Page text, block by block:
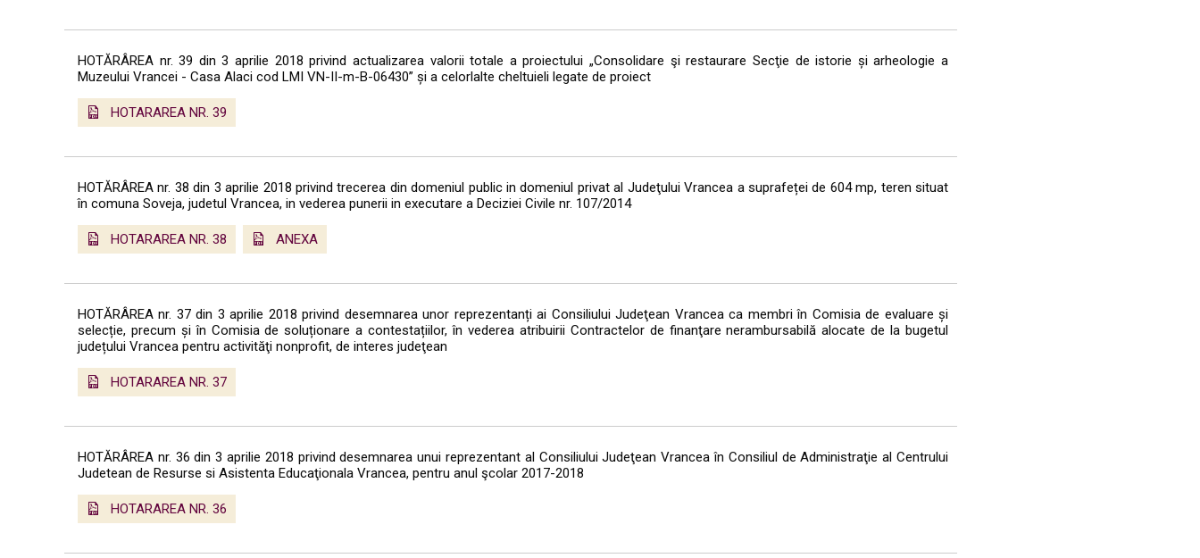
HOTĂRÂREA nr. 39 din 3 aprilie 2018 privind actualizarea valorii totale a proiectului „Consolidare şi restaurare Secţie de istorie și arheologie a
Muzeului Vrancei - Casa Alaci cod LMI VN-II-m-B-06430” și a celorlalte cheltuieli legate de proiect
HOTARAREA NR. 39
HOTĂRÂREA nr. 38 din 3 aprilie 2018 privind trecerea din domeniul public in domeniul privat al Judeţului Vrancea a suprafeței de 604 mp, teren situat
în comuna Soveja, judetul Vrancea, in vederea punerii in executare a Deciziei Civile nr. 107/2014
HOTARAREA NR. 38 ANEXA
HOTĂRÂREA nr. 37 din 3 aprilie 2018 privind desemnarea unor reprezentanți ai Consiliului Judeţean Vrancea ca membri în Comisia de evaluare și
selecție, precum și în Comisia de soluționare a contestațiilor, în vederea atribuirii Contractelor de finanţare nerambursabilă alocate de la bugetul
județului Vrancea pentru activităţi nonprofit, de interes judeţean
HOTARAREA NR. 37
HOTĂRÂREA nr. 36 din 3 aprilie 2018 privind desemnarea unui reprezentant al Consiliului Judeţean Vrancea în Consiliul de Administraţie al Centrului
Judetean de Resurse si Asistenta Educaţionala Vrancea, pentru anul şcolar 2017-2018
HOTARAREA NR. 36